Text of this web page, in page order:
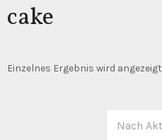
cake
Einzelnes Ergebnis wird angezeigt